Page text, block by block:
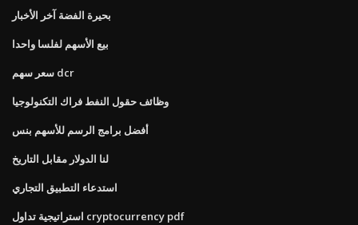
بحيرة الفضة آخر الأخبار
بيع الأسهم لفلسا واحدا
سعر سهم dcr
وظائف حقول النفط فراك التكنولوجيا
أفضل برامج الرسم للأسهم بنس
لنا الدولار مقابل التاريخ
استدعاء التطبيق التجاري
استراتيجية تداول cryptocurrency pdf